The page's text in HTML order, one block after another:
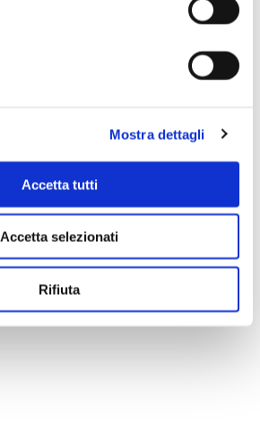
Mostra dettagli
Accetta tutti
Accetta selezionati
Rifiuta
Scopri di più